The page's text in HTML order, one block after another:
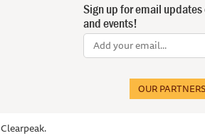
Sign up for email updates
and events!
OUR PARTNERS
Clearpeak.